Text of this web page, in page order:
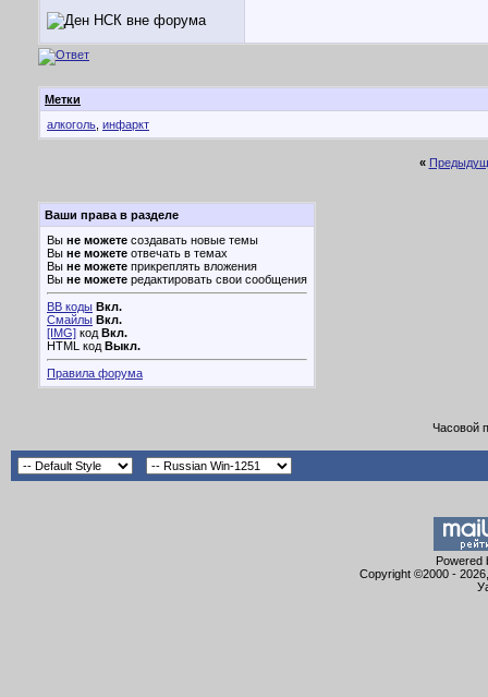
Метки
алкоголь инфаркт
«
Ваши права в разделе
Вы не можете создавать новые темы
Вы не можете отвечать в темах
Вы не можете прикреплять вложения
Вы не можете редактировать свои сообщения
BB коды Вкл.
Смайлы Вкл.
[IMG] код Вкл.
HTML код Выкл.
Правила форума
Часовой
Powered
Copyright ©2000 -